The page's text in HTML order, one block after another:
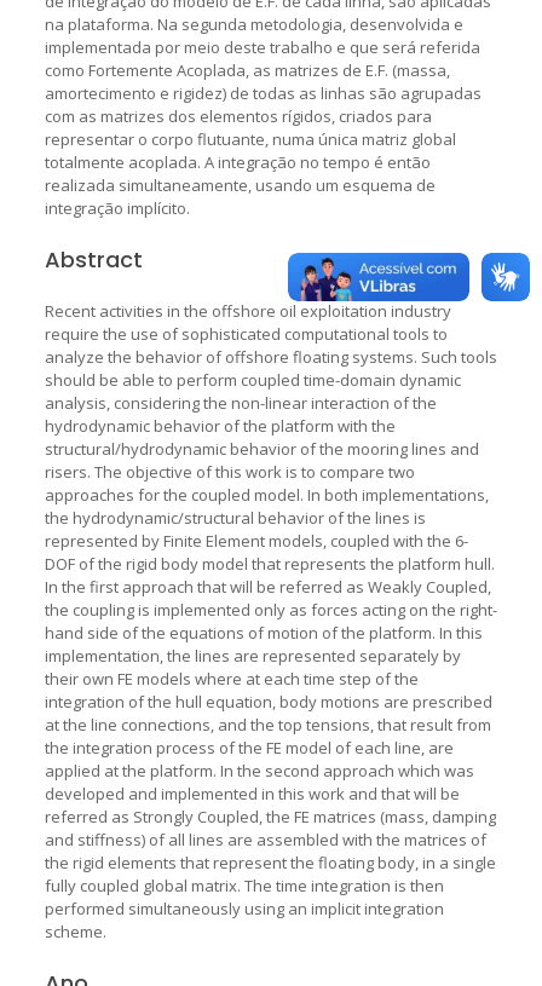
na plataforma. Na segunda metodologia, desenvolvida e
implementada por meio deste trabalho e que será referida
como Fortemente Acoplada, as matrizes de E.F. (massa,
amortecimento e rigidez) de todas as linhas são agrupadas
com as matrizes dos elementos rígidos, criados para
representar o corpo flutuante, numa única matriz global
totalmente acoplada. A integração no tempo é então
realizada simultaneamente, usando um esquema de
integração implícito.
Abstract
Recent activities in the offshore oil exploitation industry
require the use of sophisticated computational tools to
analyze the behavior of offshore floating systems. Such tools
should be able to perform coupled time-domain dynamic
analysis, considering the non-linear interaction of the
hydrodynamic behavior of the platform with the
structural/hydrodynamic behavior of the mooring lines and
risers. The objective of this work is to compare two
approaches for the coupled model. In both implementations,
the hydrodynamic/structural behavior of the lines is
represented by Finite Element models, coupled with the 6-
DOF of the rigid body model that represents the platform hull.
In the first approach that will be referred as Weakly Coupled,
the coupling is implemented only as forces acting on the right-
hand side of the equations of motion of the platform. In this
implementation, the lines are represented separately by
their own FE models where at each time step of the
integration of the hull equation, body motions are prescribed
at the line connections, and the top tensions, that result from
the integration process of the FE model of each line, are
applied at the platform. In the second approach which was
developed and implemented in this work and that will be
referred as Strongly Coupled, the FE matrices (mass, damping
and stiffness) of all lines are assembled with the matrices of
the rigid elements that represent the floating body, in a single
fully coupled global matrix. The time integration is then
performed simultaneously using an implicit integration
scheme.